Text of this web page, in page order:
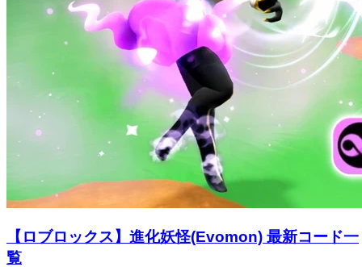
【ロブロックス】進化妖怪(Evomon) 最新コード一
覧